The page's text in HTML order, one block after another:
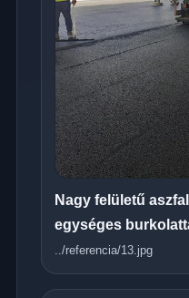
Nagy felületű
egységes
../referencia/13.jpg